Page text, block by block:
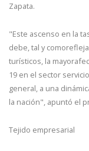
Zapata.
"Este ascenso en la
debe, tal y
turísticos, la
19 en el sector
general, a una
la nación", apuntó el
Tejido empresarial